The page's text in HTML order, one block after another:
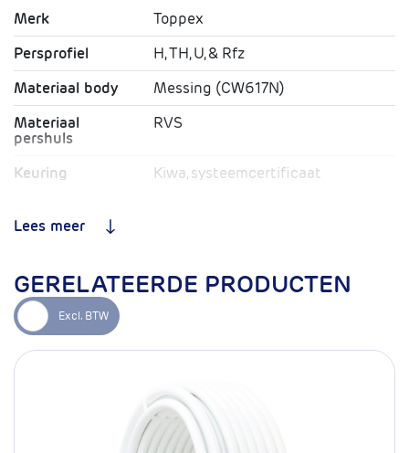
Merk
Toppex
Persprofiel
H, TH, U, & Rfz
Materiaal body
Messing (CW617N)
Materiaal
pershuls
RVS
Keuring
Kiwa, systeemcertificaat
Toepassing
CV / Drinkwater / Lucht
Type koppeling
10 jaar
Lees meer
GERELATEERDE PRODUCTEN